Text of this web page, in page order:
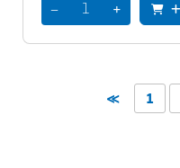
− +
≪ 1